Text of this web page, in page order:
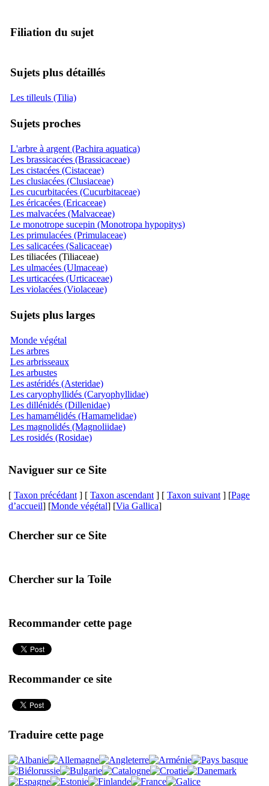
Filiation du sujet
Sujets plus détaillés
Les tilleuls (Tilia)
Sujets proches
L'arbre à argent (Pachira aquatica)
Les brassicacées (Brassicaceae)
Les cistacées (Cistaceae)
Les clusiacées (Clusiaceae)
Les cucurbitacées (Cucurbitaceae)
Les éricacées (Ericaceae)
Les malvacées (Malvaceae)
Le monotrope sucepin (Monotropa hypopitys)
Les primulacées (Primulaceae)
Les salicacées (Salicaceae)
Les tiliacées (Tiliaceae)
Les ulmacées (Ulmaceae)
Les urticacées (Urticaceae)
Les violacées (Violaceae)
Sujets plus larges
Monde végétal
Les arbres
Les arbrisseaux
Les arbustes
Les astéridés (Asteridae)
Les caryophyllidés (Caryophyllidae)
Les dillénidés (Dillenidae)
Les hamamélidés (Hamamelidae)
Les magnolidés (Magnoliidae)
Les rosidés (Rosidae)
Naviguer sur ce Site
[ Taxon précédant ] [ Taxon ascendant ] [ Taxon suivant ] [Page
d’accueil] [Monde végétal] [Via Gallica]
Chercher sur ce Site
Chercher sur la Toile
Recommander cette page
Recommander ce site
Traduire cette page